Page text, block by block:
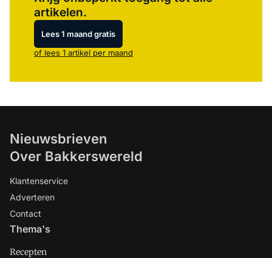
artikelen.
Lees 1 maand gratis
of lees 1 artikel per maand
Nieuwsbrieven
Over Bakkerswereld
Klantenservice
Adverteren
Contact
Thema's
Recepten